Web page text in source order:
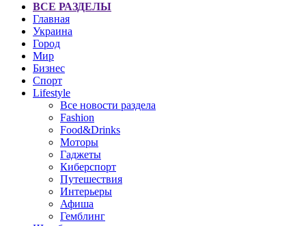
ВСЕ РАЗДЕЛЫ
Главная
Украина
Город
Мир
Бизнес
Спорт
Lifestyle
Все новости раздела
Fashion
Food&Drinks
Моторы
Гаджеты
Киберспорт
Путешествия
Интерьеры
Афиша
Гемблинг